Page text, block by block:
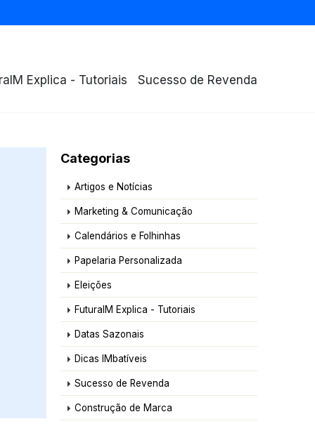
Explica - Tutoriais Sucesso de Revenda
Categorias
Artigos e Notícias
Marketing & Comunicação
Calendários e Folhinhas
Papelaria Personalizada
Eleições
FuturaIM Explica - Tutoriais
Datas Sazonais
Dicas IMbatíveis
Sucesso de Revenda
Construção de Marca